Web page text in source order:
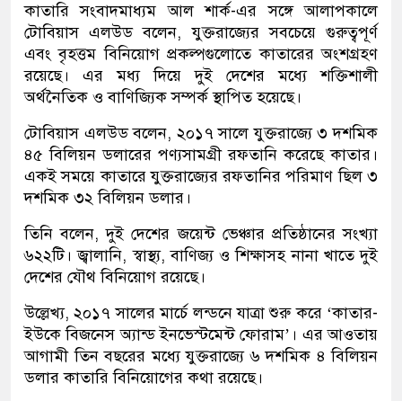
কাতারি সংবাদমাধ্যম আল শার্ক-এর সঙ্গে আলাপকালে
টোবিয়াস এলউড বলেন, যুক্তরাজ্যের সবচেয়ে গুরুত্বপূর্ণ
এবং বৃহত্তম বিনিয়োগ প্রকল্পগুলোতে কাতারের অংশগ্রহণ
রয়েছে। এর মধ্য দিয়ে দুই দেশের মধ্যে শক্তিশালী
অর্থনৈতিক ও বাণিজ্যিক সম্পর্ক স্থাপিত হয়েছে।
টোবিয়াস এলউড বলেন, ২০১৭ সালে যুক্তরাজ্যে ৩ দশমিক
৪৫ বিলিয়ন ডলারের পণ্যসামগ্রী রফতানি করেছে কাতার।
একই সময়ে কাতারে যুক্তরাজ্যের রফতানির পরিমাণ ছিল ৩
দশমিক ৩২ বিলিয়ন ডলার।
তিনি বলেন, দুই দেশের জয়েন্ট ভেঞ্চার প্রতিষ্ঠানের সংখ্যা
৬২২টি। জ্বালানি, স্বাস্থ্য, বাণিজ্য ও শিক্ষাসহ নানা খাতে দুই
দেশের যৌথ বিনিয়োগ রয়েছে।
উল্লেখ্য, ২০১৭ সালের মার্চে লন্ডনে যাত্রা শুরু করে ‘কাতার-
ইউকে বিজনেস অ্যান্ড ইনভেস্টমেন্ট ফোরাম’। এর আওতায়
আগামী তিন বছরের মধ্যে যুক্তরাজ্যে ৬ দশমিক ৪ বিলিয়ন
ডলার কাতারি বিনিয়োগের কথা রয়েছে।